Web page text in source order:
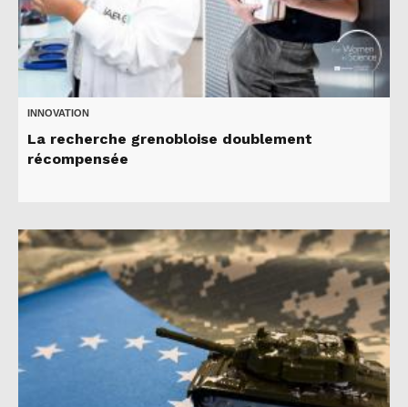
INNOVATION
La recherche grenobloise doublement
récompensée